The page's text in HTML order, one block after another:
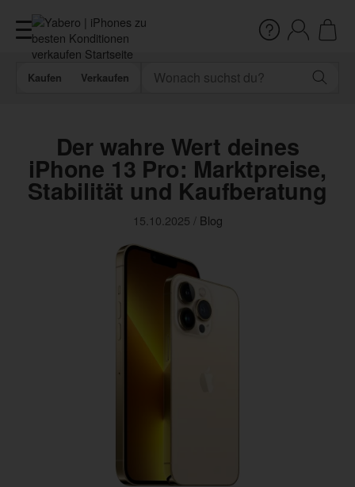
Kaufen Verkaufen
Der wahre Wert deines
iPhone 13 Pro: Marktpreise,
Stabilität und Kaufberatung
15.10.2025 / Blog